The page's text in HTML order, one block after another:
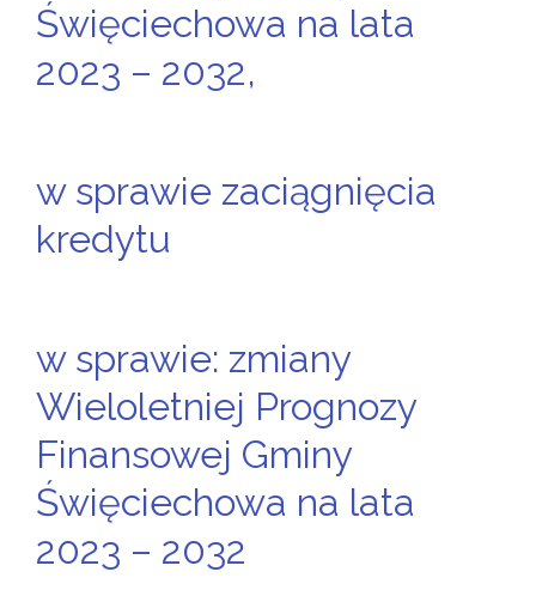
Święciechowa na lata
2023 – 2032,
w sprawie zaciągnięcia
kredytu
w sprawie: zmiany
Wieloletniej Prognozy
Finansowej Gminy
Święciechowa na lata
2023 – 2032